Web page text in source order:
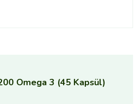
Omega 3 (45 Kapsül)